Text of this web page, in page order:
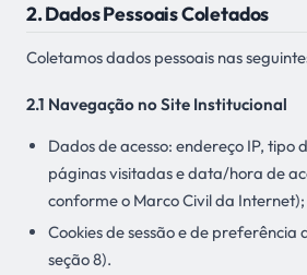
2. Dados Pessoais Coletados
Coletamos dados pessoais nas
2.1 Navegação no Site Institucional
Dados de acesso: endereço IP, tipo
páginas visitadas e data/hora de
conforme o Marco Civil da Internet);
Cookies de sessão e de preferência
seção 8).